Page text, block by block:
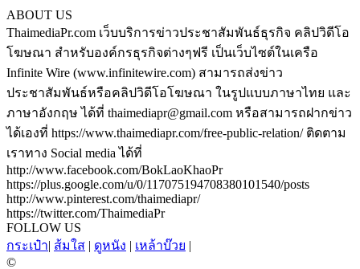
ABOUT US
ThaimediaPr.com เว็บบริการข่าวประชาสัมพันธ์ธุรกิจ คลิปวิดีโอ
โฆษณา สำหรับองค์กรธุรกิจต่างๆฟรี เป็นเว็บไซต์ในเครือ
Infinite Wire (www.infinitewire.com) สามารถส่งข่าว
ประชาสัมพันธ์หรือคลิปวิดีโอโฆษณา ในรูปแบบภาษาไทย และ
ภาษาอังกฤษ ได้ที่ thaimediapr@gmail.com หรือสามารถฝากข่าว
ได้เองที่ https://www.thaimediapr.com/free-public-relation/ ติดตาม
เราทาง Social media ได้ที่
http://www.facebook.com/BokLaoKhaoPr
https://plus.google.com/u/0/117075194708380101540/posts
http://www.pinterest.com/thaimediapr/
https://twitter.com/ThaimediaPr
FOLLOW US
กระเป๋า| ส้มใส | ดูหนัง | เหล้าบ๊วย |
©